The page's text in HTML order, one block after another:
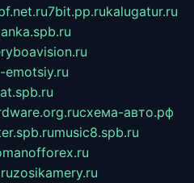
7bit.pp.rukalugatur.ru
emotsiy.ru
схема-авто.рф
music8.spb.ru
zosikamery.ru